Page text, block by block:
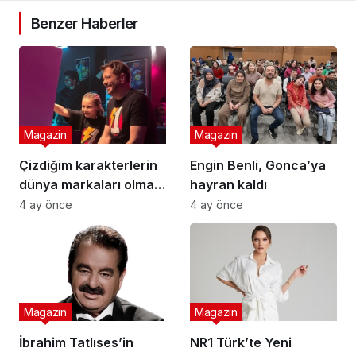
Benzer Haberler
Çizdiğim karakterlerin
dünya markaları olması
en büyük hedefim
Magazin
4 ay önce
Engin Benli, Gonca’ya
hayran kaldı
Magazin
4 ay önce
İbrahim Tatlıses’in
Magazin
NR1 Türk’te Yeni
Magazin